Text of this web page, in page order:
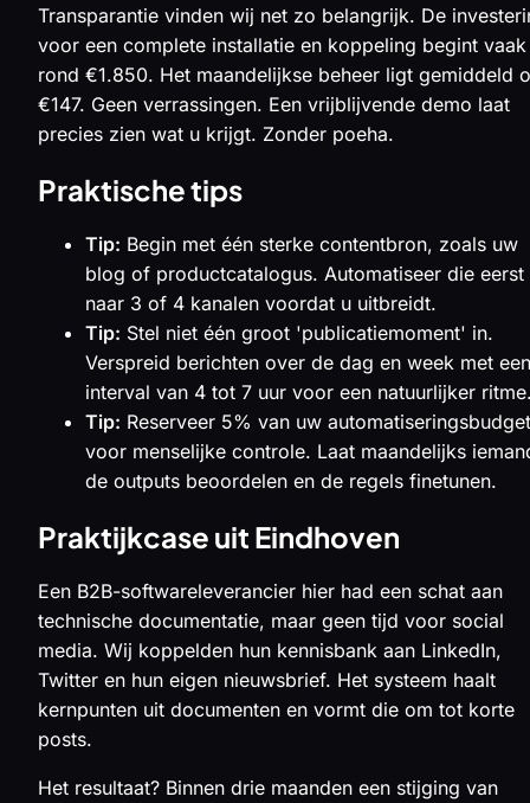
Transparantie vinden wij net zo belangrijk. De
voor een complete installatie en koppeling begint vaak
rond €1.850. Het maandelijkse beheer ligt gemiddeld
€147. Geen verrassingen. Een vrijblijvende demo laat
precies zien wat u krijgt. Zonder poeha.
Praktische tips
Tip: Begin met één sterke contentbron, zoals uw
blog of productcatalogus. Automatiseer die eerst
naar 3 of 4 kanalen voordat u uitbreidt.
Tip: Stel niet één groot 'publicatiemoment' in.
Verspreid berichten over de dag en week met een
interval van 4 tot 7 uur voor een natuurlijker
Tip: Reserveer 5% van uw automatiseringsbudget
voor menselijke controle. Laat maandelijks
de outputs beoordelen en de regels finetunen.
Praktijkcase uit Eindhoven
Een B2B-softwareleverancier hier had een schat aan
technische documentatie, maar geen tijd voor social
media. Wij koppelden hun kennisbank aan LinkedIn,
Twitter en hun eigen nieuwsbrief. Het systeem haalt
kernpunten uit documenten en vormt die om tot korte
posts.
Het resultaat? Binnen drie maanden een stijging van